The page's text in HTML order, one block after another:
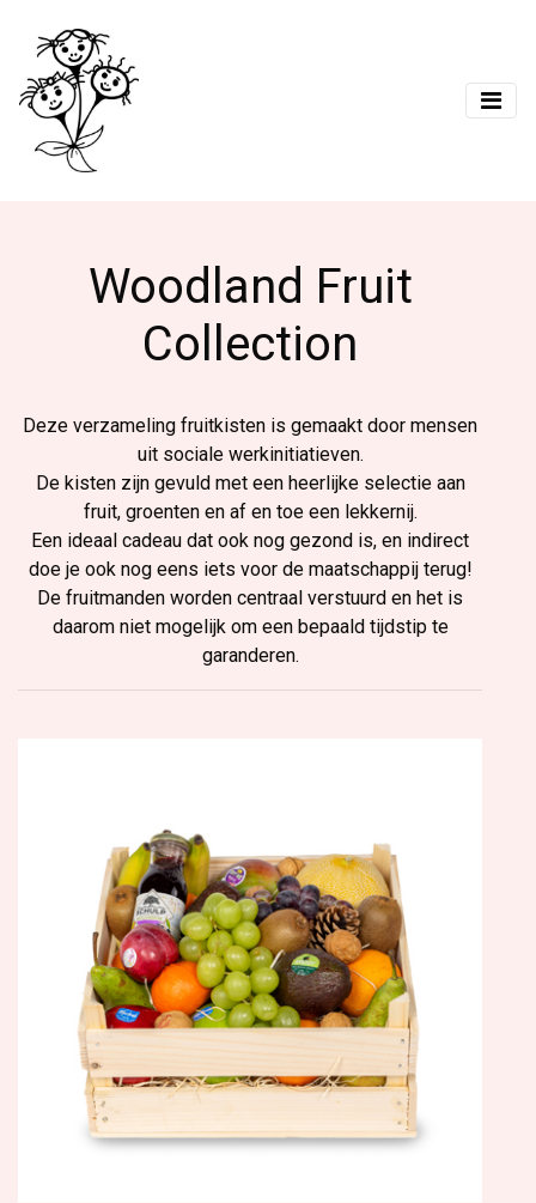
Woodland Fruit
Collection
Deze verzameling fruitkisten is gemaakt door mensen
uit sociale werkinitiatieven.
De kisten zijn gevuld met een heerlijke selectie aan
fruit, groenten en af en toe een lekkernij.
Een ideaal cadeau dat ook nog gezond is, en indirect
doe je ook nog eens iets voor de maatschappij terug!
De fruitmanden worden centraal verstuurd en het is
daarom niet mogelijk om een bepaald tijdstip te
garanderen.